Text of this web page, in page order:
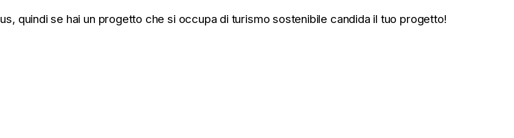
quindi se hai un progetto che si occupa di turismo sostenibile candida il tuo progetto!